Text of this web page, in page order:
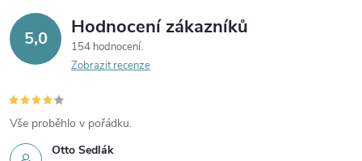
5,0 Hodnocení zákazníků
154 hodnocení
Zobrazit recenze
Otto Sedlák
Vše proběhlo v pořádku.